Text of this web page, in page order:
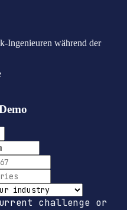
Ingenieuren während der
challenge or